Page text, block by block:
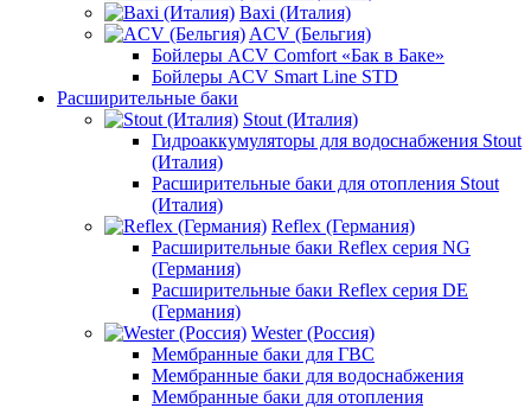
Baxi (Италия)
ACV (Бельгия)
Бойлеры ACV Comfort «Бак в Баке»
Бойлеры ACV Smart Line STD
Расширительные баки
Stout (Италия)
Гидроаккумуляторы для водоснабжения Stout
(Италия)
Расширительные баки для отопления Stout
(Италия)
Reflex (Германия)
Расширительные баки Reflex серия NG
(Германия)
Расширительные баки Reflex серия DE
(Германия)
Wester (Россия)
Мембранные баки для ГВС
Мембранные баки для водоснабжения
Мембранные баки для отопления